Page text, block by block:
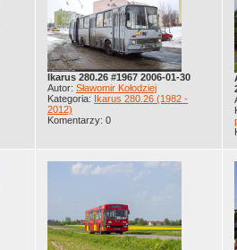
Ikarus 280.26 #1967 2006-01-30
Autor: Sławomir Kołodziej
Kategoria: Ikarus 280.26 (1982 -
2012)
Komentarzy: 0